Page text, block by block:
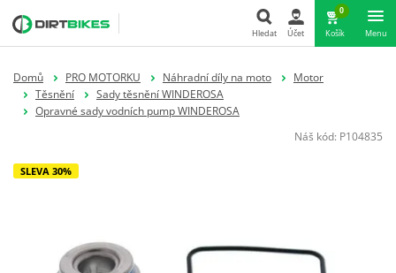
Hledat Účet
0
Košík Menu
Domů PRO MOTORKU Náhradní díly na moto
Motor
Těsnění
Sady těsnění WINDEROSA
Opravné sady vodních pump WINDEROSA
Náš kód: P104835
SLEVA 30%